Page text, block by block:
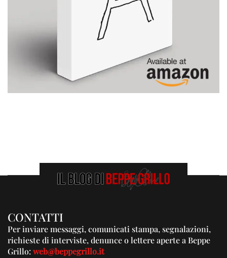
CONTATTI
Per inviare messaggi, comunicati stampa, segnalazioni,
richieste di interviste, denunce o lettere aperte a Beppe
Grillo:web@beppegrillo.it